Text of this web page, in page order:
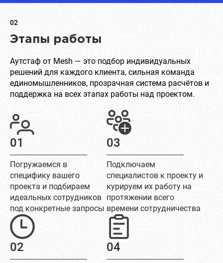
02
Этапы работы
Аутстаф от Mesh — это подбор индивидуальных
решений для каждого клиента, сильная команда
единомышленников, прозрачная система расчётов и
поддержка на всех этапах работы над проектом.
01
Погружаемся в
специфику вашего
проекта и подбираем
идеальных сотрудников
под конкретные запросы
03
Подключаем
специалистов к проекту и
курируем их работу на
протяжении всего
времени сотрудничества
02 04